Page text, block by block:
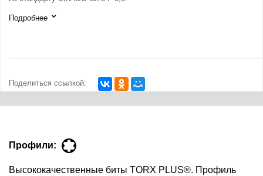
Подробнее
Поделиться ссылкой:
Профили:
Высококачественные биты TORX PLUS®. Профиль